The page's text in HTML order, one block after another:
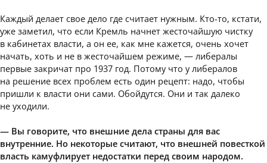
Каждый делает свое дело где считает нужным. Кто-то, кстати,
уже заметил, что если Кремль начнет жесточайшую чистку
в кабинетах власти, а он ее, как мне кажется, очень хочет
начать, хоть и не в жесточайшем режиме, — либералы
первые закричат про 1937 год. Потому что у либералов
на решение всех проблем есть один рецепт: надо, чтобы
пришли к власти они сами. Обойдутся. Они и так далеко
не уходили.
— Вы говорите, что внешние дела страны для вас
внутренние. Но некоторые считают, что внешней повесткой
власть камуфлирует недостатки перед своим народом.